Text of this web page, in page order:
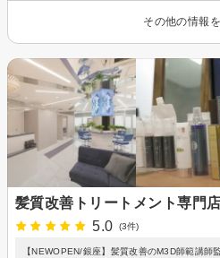
その他の情報
髪質改善トリートメント専門
5.0
(3件)
【NEWOPEN/銀座】髪質改善のM3D師範講師